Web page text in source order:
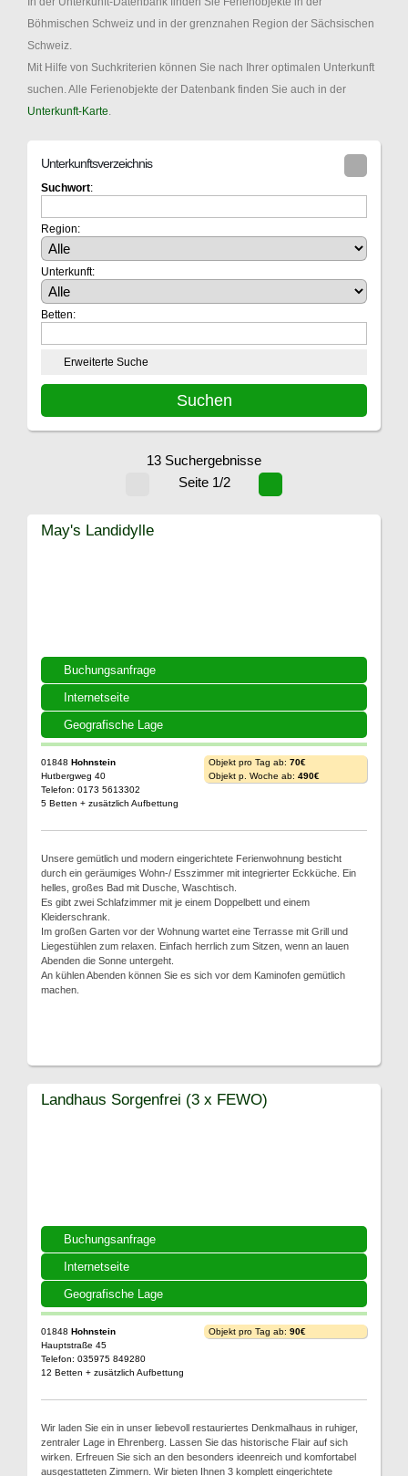
Böhmischen Schweiz und in der grenznahen Region der Sächsischen
Schweiz.
Mit Hilfe von Suchkriterien können Sie nach Ihrer optimalen Unterkunft
suchen. Alle Ferienobjekte der Datenbank finden Sie auch in der
Unterkunft-Karte
Unterkunftsverzeichnis
Suchwort:
Region:
Unterkunft:
Betten:
Erweiterte Suche
13 Suchergebnisse
Seite 1/2
Buchungsanfrage
Internetseite
Geografische Lage
May's Landidylle
01848 Hohnstein
Hutbergweg 40
Telefon: 0173 5613302
5 Betten + zusätzlich Aufbettung
Objekt pro Tag ab: 70€
Objekt p. Woche ab: 490€
Unsere gemütlich und modern eingerichtete Ferienwohnung besticht
durch ein geräumiges Wohn-/ Esszimmer mit integrierter Eckküche. Ein
helles, großes Bad mit Dusche, Waschtisch.
Es gibt zwei Schlafzimmer mit je einem Doppelbett und einem
Kleiderschrank.
Im großen Garten vor der Wohnung wartet eine Terrasse mit Grill und
Liegestühlen zum relaxen. Einfach herrlich zum Sitzen, wenn an lauen
Abenden die Sonne untergeht.
An kühlen Abenden können Sie es sich vor dem Kaminofen gemütlich
machen.
Buchungsanfrage
Internetseite
Geografische Lage
Landhaus Sorgenfrei (3 x FEWO)
01848 Hohnstein
Hauptstraße 45
Telefon: 035975 849280
12 Betten + zusätzlich Aufbettung
Objekt pro Tag ab: 90€
Wir laden Sie ein in unser liebevoll restauriertes Denkmalhaus in ruhiger,
zentraler Lage in Ehrenberg. Lassen Sie das historische Flair auf sich
wirken. Erfreuen Sie sich an den besonders ideenreich und komfortabel
ausgestatteten Zimmern. Wir bieten Ihnen 3 komplett eingerichtete